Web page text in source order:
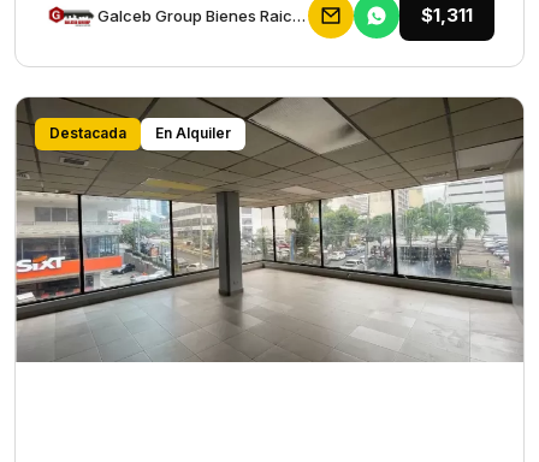
Galceb Group Bienes Raices $1,311
Destacada En Alquiler